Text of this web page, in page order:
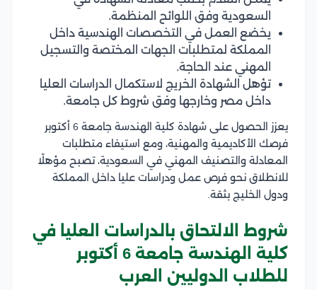
السعودية وفق اللوائح المنظمة.
يخضع العمل في التخصصات الهندسية داخل
المملكة لمتطلبات الجهات المختصة والتسجيل
المهني عند الحاجة.
تؤهل الشهادة الخريج لاستكمال الدراسات العليا
داخل مصر وخارجها وفق شروط كل جامعة.
يعزز الحصول على شهادة كلية الهندسة جامعة 6 أكتوبر
فرصك الأكاديمية والمهنية، ومع استيفاء متطلبات
المعادلة والتصنيف المهني في السعودية، تصبح مؤهلًا
للانطلاق نحو فرص عمل ودراسات عليا داخل المملكة
ودول الخليج بثقة.
شروط الالتحاق بالدراسات العليا في
كلية الهندسة جامعة 6 أكتوبر
للطلاب الدوليين العرب